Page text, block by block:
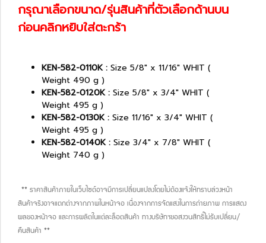
กรุณาเลือกขนาด/รุ่นสินค้าที่ตัวเลือกด้านบน
ก่อนคลิกหยิบใส่ตะกร้า
KEN-582-0110K : Size 5/8" x 11/16" WHIT (
Weight 490 g )
KEN-582-0120K : Size 5/8" x 3/4" WHIT (
Weight 495 g )
KEN-582-0130K : Size 11/16" x 3/4" WHIT (
Weight 495 g )
KEN-582-0140K : Size 3/4" x 7/8" WHIT (
Weight 740 g )
** ราคาสินค้าภายในเว็บไซต์อาจมีการเปลี่ยนแปลงโดยไม่ต้องแจ้งให้ทราบล่วงหน้า
สินค้าจริงอาจแตกต่างจากภาพในหน้าจอ เนื่องจากการจัดแสงในการถ่ายภาพ การแสดง
ผลของหน้าจอ และการผลิตในแต่ละล็อตสินค้า ทางบริษัทฯขอสงวนสิทธิ์ไม่รับเปลี่ยน/
คืนสินค้า **